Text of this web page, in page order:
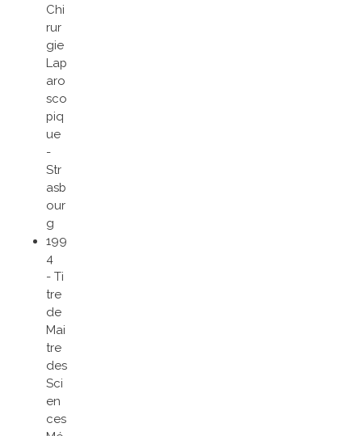
Chi
rur
gie
Lap
aro
sco
piq
ue
-
Str
asb
our
g
199
4
- Ti
tre
de
Mai
tre
des
Sci
en
ces